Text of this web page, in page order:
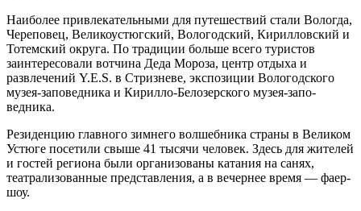
Наиболее привлекательными для путешествий стали Волог­да,
Череповец, Великоустюг­ский, Вологодский, Кириллов­ский и
Тотемский округа. По традиции больше всего тури­стов
заинтересовали вотчина Деда Мороза, центр отдыха и
развлечений Y.E.S. в Стризне­ве, экспозиции Вологодского
музея-заповедника и Кирил­ло-Белозерского музея-запо­
ведника.
Резиденцию главного зим­него волшебника страны в Ве­ликом
Устюге посетили свыше 41 тысячи человек. Здесь для жителей
и гостей региона были организованы катания на санях,
театрализованные представ­ления, а в вечернее время — фаер-
шоу.